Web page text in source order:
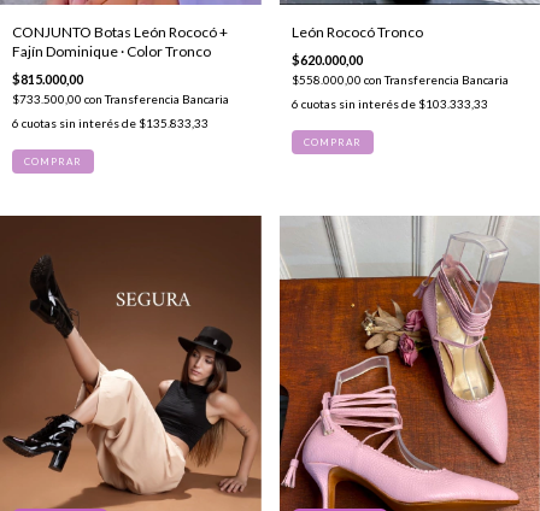
CONJUNTO Botas León Rococó +
Fajín Dominique · Color Tronco
$815.000,00
$733.500,00 con Transferencia Bancaria
6 cuotas sin interés de $135.833,33
COMPRAR
León Rococó Tronco
$620.000,00
$558.000,00 con Transferencia Bancaria
6 cuotas sin interés de $103.333,33
COMPRAR